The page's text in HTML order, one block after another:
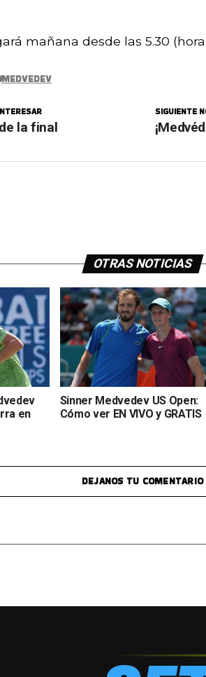
mañana desde las 5.30
MEDVEDEV
SIGUIENTE
la final
OTRAS NOTICIAS
en
Sinner Medvedev US Open:
Cómo ver EN VIVO y GRATIS
DEJANOS TU COMENTARIO